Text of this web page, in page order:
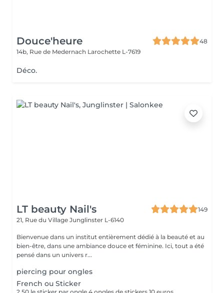
Douce'heure
48
14b, Rue de Medernach Larochette L-7619
Déco.
LT beauty Nail's
149
21, Rue du Village Junglinster L-6140
Bienvenue dans un institut entièrement dédié à la beauté et au
bien-être, dans une ambiance douce et féminine. Ici, tout a été
pensé dans un univers r...
piercing pour ongles
French ou Sticker